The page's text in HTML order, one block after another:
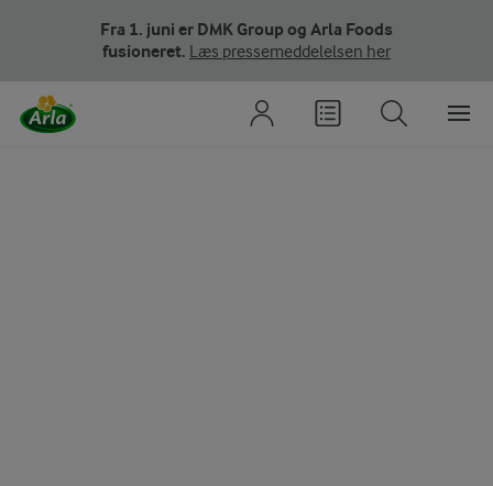
Fra 1. juni er DMK Group og Arla Foods
fusioneret. Læs pressemeddelelsen her